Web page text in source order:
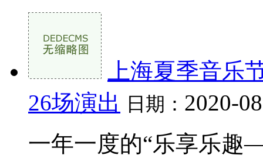
上海夏季音乐
26场演出
日期： 2020-
一年一度的“乐享乐